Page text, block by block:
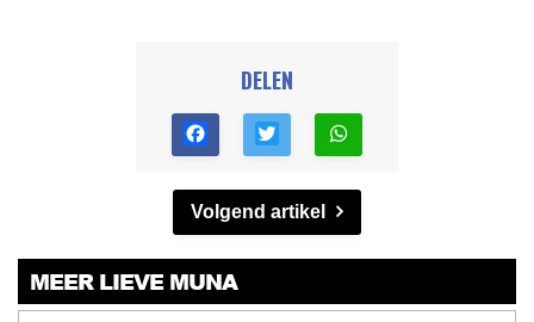
DELEN
Volgend artikel
MEER LIEVE MUNA